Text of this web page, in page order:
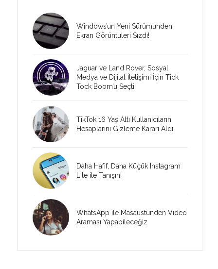
Windows’un Yeni Sürümünden
Ekran Görüntüleri Sızdı!
Jaguar ve Land Rover, Sosyal
Medya ve Dijital İletişimi İçin Tick
Tock Boom’u Seçti!
TikTok 16 Yaş Altı Kullanıcıların
Hesaplarını Gizleme Kararı Aldı
Daha Hafif, Daha Küçük Instagram
Lite ile Tanışın!
WhatsApp ile Masaüstünden Video
Araması Yapabileceğiz